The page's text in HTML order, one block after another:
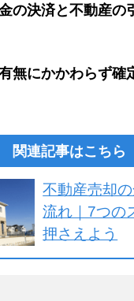
の決済と不動産の
無にかかわらず確
関連記事はこちら
不動産売却
流れ｜7つの
押さえよう